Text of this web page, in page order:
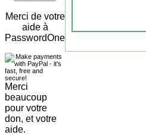
Merci de votre
aide à
PasswordOne
Merci
beaucoup
pour votre
don, et votre
aide.